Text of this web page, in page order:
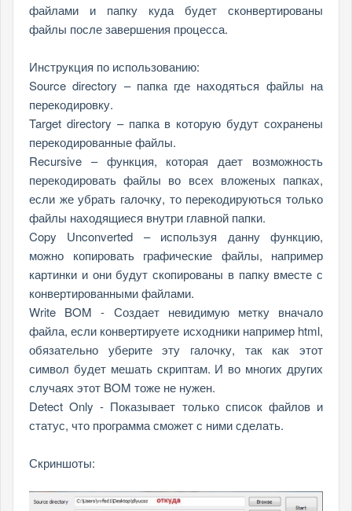
файлами и папку куда будет сконвертированы
файлы после завершения процесса.
Инструкция по использованию:
Source directory – папка где находяться файлы на
перекодировку.
Target directory – папка в которую будут сохранены
перекодированные файлы.
Recursive – функция, которая дает возможность
перекодировать файлы во всех вложеных папках,
если же убрать галочку, то перекодируються только
файлы находящиеся внутри главной папки.
Copy Unconverted – используя данну функцию,
можно копировать графические файлы, например
картинки и они будут скопированы в папку вместе с
конвертированными файлами.
Write BOM - Создает невидимую метку вначало
файла, если конвертируете исходники например html,
обязательно уберите эту галочку, так как этот
символ будет мешать скриптам. И во многих других
случаях этот BOM тоже не нужен.
Detect Only - Показывает только список файлов и
статус, что программа сможет с ними сделать.
Скриншоты: